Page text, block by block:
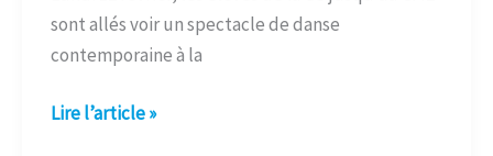
sont allés voir un spectacle de danse
contemporaine à la
Lire l’article »